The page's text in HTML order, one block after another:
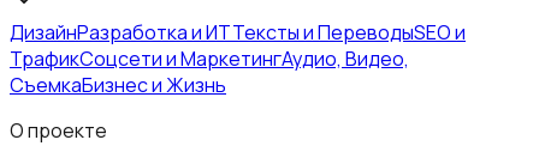
ДизайнРазработка и ИТТексты и ПереводыSEO и
ТрафикСоцсети и МаркетингАудио, Видео,
СъемкаБизнес и Жизнь
О проекте